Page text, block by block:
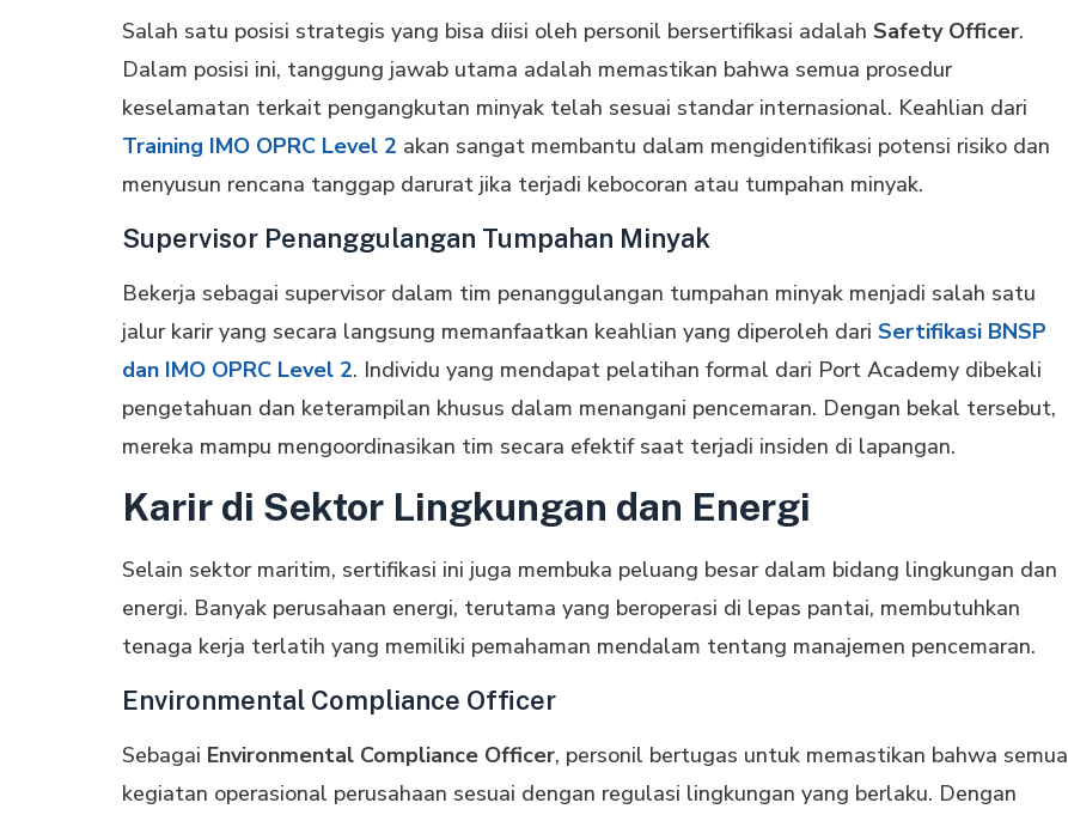
Salah satu posisi strategis yang bisa diisi oleh personil bersertifikasi adalah Safety Officer.
Dalam posisi ini, tanggung jawab utama adalah memastikan bahwa semua prosedur
keselamatan terkait pengangkutan minyak telah sesuai standar internasional. Keahlian dari
Training IMO OPRC Level 2 akan sangat membantu dalam mengidentifikasi potensi risiko dan
menyusun rencana tanggap darurat jika terjadi kebocoran atau tumpahan minyak.
Supervisor Penanggulangan Tumpahan Minyak
Bekerja sebagai supervisor dalam tim penanggulangan tumpahan minyak menjadi salah satu
jalur karir yang secara langsung memanfaatkan keahlian yang diperoleh dari Sertifikasi BNSP
dan IMO OPRC Level 2. Individu yang mendapat pelatihan formal dari Port Academy dibekali
pengetahuan dan keterampilan khusus dalam menangani pencemaran. Dengan bekal tersebut,
mereka mampu mengoordinasikan tim secara efektif saat terjadi insiden di lapangan.
Karir di Sektor Lingkungan dan Energi
Selain sektor maritim, sertifikasi ini juga membuka peluang besar dalam bidang lingkungan dan
energi. Banyak perusahaan energi, terutama yang beroperasi di lepas pantai, membutuhkan
tenaga kerja terlatih yang memiliki pemahaman mendalam tentang manajemen pencemaran.
Environmental Compliance Officer
Sebagai Environmental Compliance Officer, personil bertugas untuk memastikan bahwa semua
kegiatan operasional perusahaan sesuai dengan regulasi lingkungan yang berlaku. Dengan